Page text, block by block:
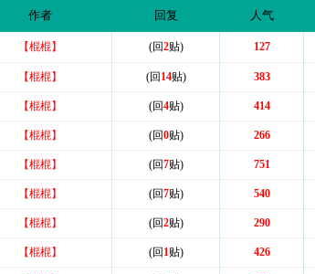
作者 回复 人气
【棍棍】 (回2贴) 127
【棍棍】 (回 14贴) 383
【棍棍】 (回4贴) 414
【棍棍】 (回0贴) 266
【棍棍】 (回7贴) 751
【棍棍】 (回7贴) 540
【棍棍】 (回2贴) 290
【棍棍】 (回 1贴) 426